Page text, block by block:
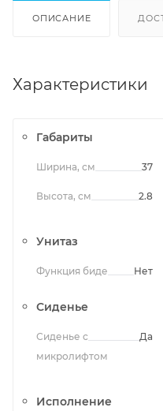
ОПИСАНИЕ
Характеристики
Габариты
Ширина, см 37
Высота, см 2.8
Унитаз
Функция биде Нет
Сиденье
Сиденье с
микролифтом
Да
Исполнение